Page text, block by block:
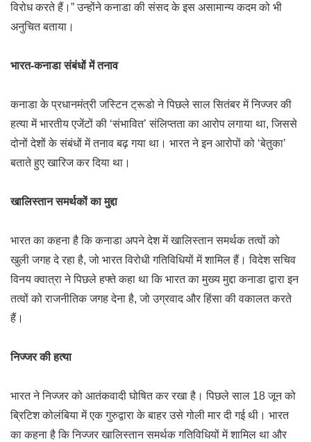
विरोध करते हैं।” उन्होंने कनाडा की संसद के इस असामान्य कदम को भी
अनुचित बताया।
भारत-कनाडा संबंधों में तनाव
कनाडा के प्रधानमंत्री जस्टिन ट्रूडो ने पिछले साल सितंबर में निज्जर की
हत्या में भारतीय एजेंटों की ‘संभावित’ संलिप्तता का आरोप लगाया था, जिससे
दोनों देशों के संबंधों में तनाव बढ़ गया था। भारत ने इन आरोपों को ‘बेतुका’
बताते हुए खारिज कर दिया था।
खालिस्तान समर्थकों का मुद्दा
भारत का कहना है कि कनाडा अपने देश में खालिस्तान समर्थक तत्वों को
खुली जगह दे रहा है, जो भारत विरोधी गतिविधियों में शामिल हैं। विदेश सचिव
विनय क्वात्रा ने पिछले हफ्ते कहा था कि भारत का मुख्य मुद्दा कनाडा द्वारा इन
तत्वों को राजनीतिक जगह देना है, जो उग्रवाद और हिंसा की वकालत करते
हैं।
निज्जर की हत्या
भारत ने निज्जर को आतंकवादी घोषित कर रखा है। पिछले साल 18 जून को
ब्रिटिश कोलंबिया में एक गुरुद्वारा के बाहर उसे गोली मार दी गई थी। भारत
का कहना है कि निज्जर खालिस्तान समर्थक गतिविधियों में शामिल था और